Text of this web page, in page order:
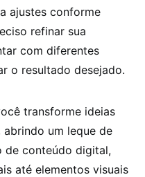
ajustes conforme
refinar sua
com diferentes
o resultado desejado.
transforme ideias
abrindo um leque de
de conteúdo digital,
até elementos visuais